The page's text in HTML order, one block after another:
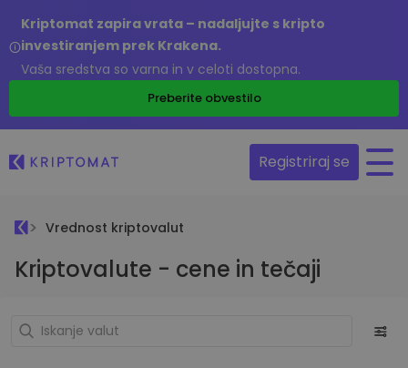
Kriptomat zapira vrata – nadaljujte s kripto
investiranjem prek Krakena.
Vaša sredstva so varna in v celoti dostopna.
Preberite obvestilo
Registriraj se
Vrednost kriptovalut
Kriptovalute - cene in tečaji